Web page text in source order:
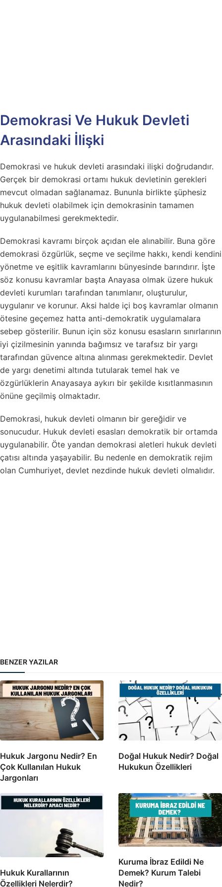
Demokrasi Ve Hukuk Devleti
Arasındaki İlişki
Demokrasi ve hukuk devleti arasındaki ilişki doğrudandır.
Gerçek bir demokrasi ortamı hukuk devletinin gerekleri
mevcut olmadan sağlanamaz. Bununla birlikte şüphesiz
hukuk devleti olabilmek için demokrasinin tamamen
uygulanabilmesi gerekmektedir.
Demokrasi kavramı birçok açıdan ele alınabilir. Buna göre
demokrasi özgürlük, seçme ve seçilme hakkı, kendi kendini
yönetme ve eşitlik kavramlarını bünyesinde barındırır. İşte
söz konusu kavramlar başta Anayasa olmak üzere hukuk
devleti kurumları tarafından tanımlanır, oluşturulur,
uygulanır ve korunur. Aksi halde içi boş kavramlar olmanın
ötesine geçemez hatta anti-demokratik uygulamalara
sebep gösterilir. Bunun için söz konusu esasların sınırlarının
iyi çizilmesinin yanında bağımsız ve tarafsız bir yargı
tarafından güvence altına alınması gerekmektedir. Devlet
de yargı denetimi altında tutularak temel hak ve
özgürlüklerin Anayasaya aykırı bir şekilde kısıtlanmasının
önüne geçilmiş olmaktadır.
Demokrasi, hukuk devleti olmanın bir gereğidir ve
sonucudur. Hukuk devleti esasları demokratik bir ortamda
uygulanabilir. Öte yandan demokrasi aletleri hukuk devleti
çatısı altında yaşayabilir. Bu nedenle en demokratik rejim
olan Cumhuriyet, devlet nezdinde hukuk devleti olmalıdır.
BENZER YAZILAR
Hukuk Jargonu Nedir? En
Çok Kullanılan Hukuk
Jargonları
Doğal Hukuk Nedir? Doğal
Hukukun Özellikleri
Hukuk Kurallarının
Özellikleri Nelerdir?
Kuruma İbraz Edildi Ne
Demek? Kurum Talebi
Nedir?